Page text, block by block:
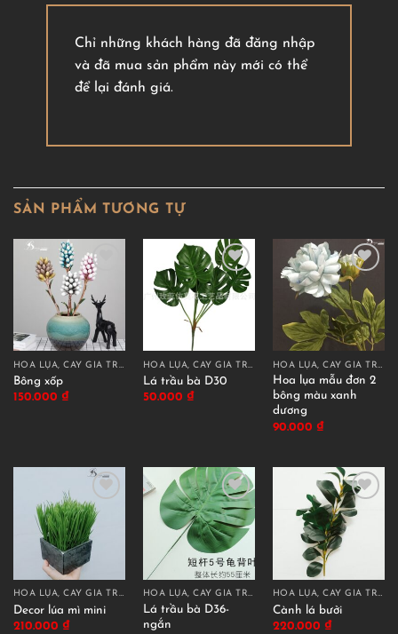
Chỉ những khách hàng đã đăng nhập
và đã mua sản phẩm này mới có thể
để lại đánh giá.
SẢN PHẨM TƯƠNG TỰ
HOA LỤA, CÂY GIẢ TRANG TRÍ CAO CẤP
Bông xốp
150.000 ₫
HOA LỤA, CÂY GIẢ TRANG TRÍ CAO CẤP
Lá trầu bà D30
50.000 ₫
HOA LỤA, CÂY GIẢ TRANG TRÍ CAO CẤP
Hoa lụa mẫu đơn 2
bông màu xanh
dương
90.000 ₫
HOA LỤA, CÂY GIẢ TRANG TRÍ CAO CẤP
Decor lúa mì mini
210.000 ₫
HOA LỤA, CÂY GIẢ TRANG TRÍ CAO CẤP
Lá trầu bà D36-
ngắn
HOA LỤA, CÂY GIẢ TRANG TRÍ CAO CẤP
Cành lá bưởi
220.000 ₫